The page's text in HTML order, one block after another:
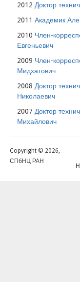
2012 Доктор
2011 Академик
2010 Член-
Евгеньевич
2009 Член-
Мидхатович
2008 Доктор
Николаевич
2007 Доктор
Михайлович
Copyright © 2026,
СПбНЦ РАН